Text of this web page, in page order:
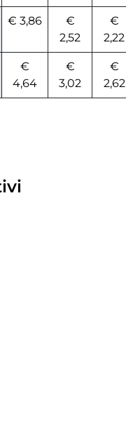
€ 3,86
€
2,52
€
2,22
€
4,64
€
3,02
€
2,62